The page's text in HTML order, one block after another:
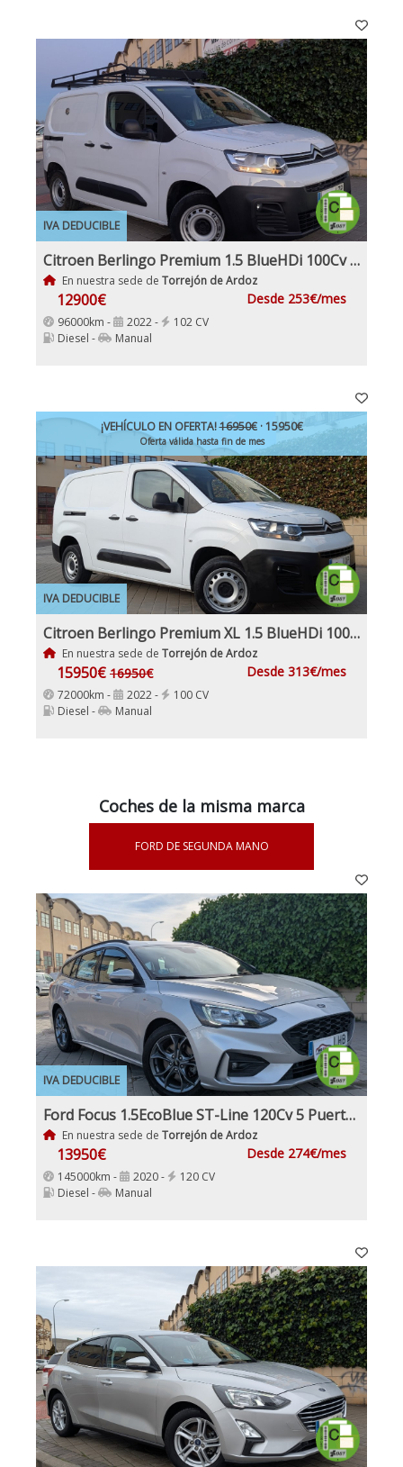
IVA DEDUCIBLE
Citroen Berlingo Premium 1.5 BlueHDi 100Cv IVA y Garantía Inc Nacional 1Dueño
En nuestra sede de Torrejón de Ardoz
12900€ Desde 253€/mes
96000km - 2022 -
102 CV
Diesel -
Manual
IVA DEDUCIBLE
¡VEHÍCULO EN OFERTA!16950€· 15950€
Oferta válida hasta fin de mes
Citroen Berlingo Premium XL 1.5 BlueHDi 100Cv Etiqueta C IVA Garantía Incl Nacional
En nuestra sede de Torrejón de Ardoz
15950€ 16950€ Desde 313€/mes
72000km - 2022 -
100 CV
Diesel -
Manual
Coches de la misma marca
FORD DE SEGUNDA MANO
IVA DEDUCIBLE
Ford Focus 1.5EcoBlue ST-Line 120Cv 5 Puertas Etiqueta Medioambiental C
En nuestra sede de Torrejón de Ardoz
13950€ Desde 274€/mes
145000km - 2020 -
120 CV
Diesel -
Manual